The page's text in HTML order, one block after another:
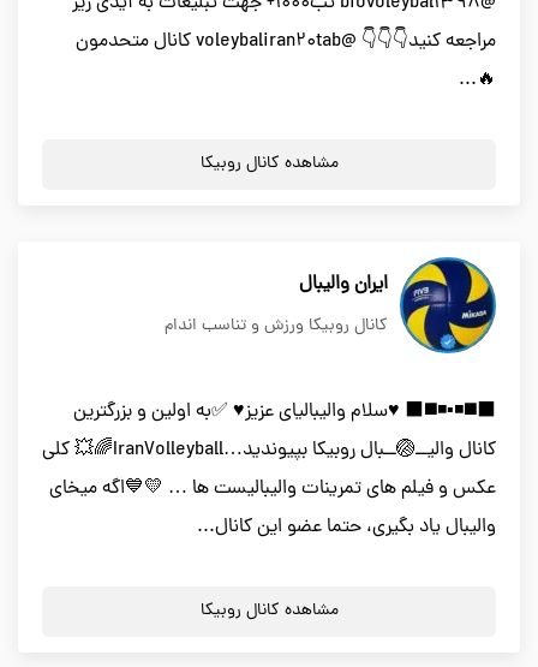
مراجعه کنید👇👇👇 @voleybaliran20tab کانال متحدمون
🔥...
مشاهده کانال روبیکا
ایران والیبال
کانال روبیکا ورزش و تناسب اندام
⬛️◼️◾️▪️◾️◼️⬛️ ♥️سلام والیبالیای عزیز♥️ ✅به اولین و بزرگترین
کانال والیــ🏐ــبال روبیکا بپیوندید…IranVolleyball🌈💥 کلی
عکس و فیلم های تمرینات والیبالیست ها … 💛💙اگه میخای
والیبال یاد بگیری، حتما عضو این کانال...
مشاهده کانال روبیکا